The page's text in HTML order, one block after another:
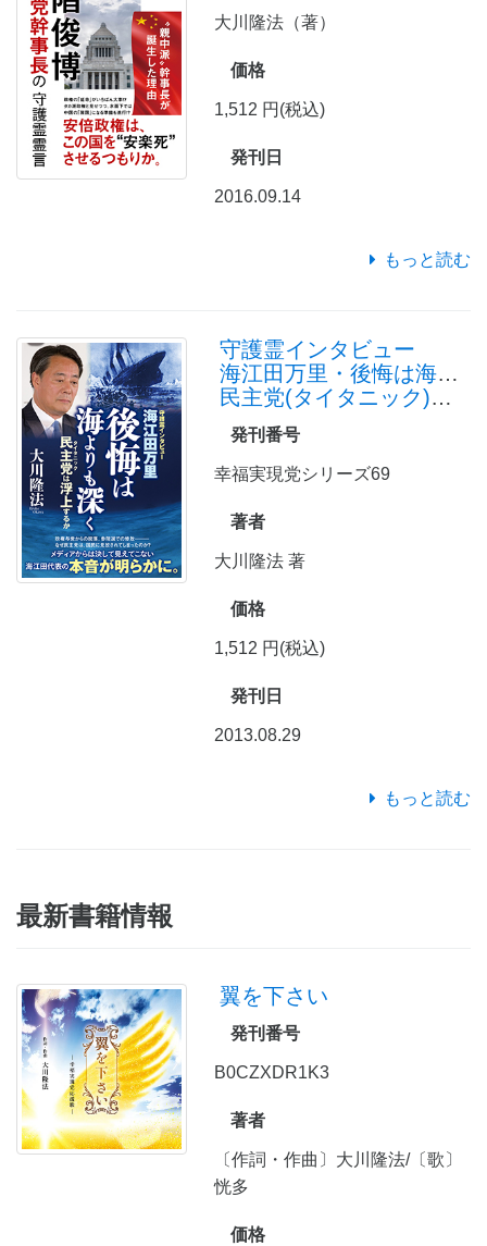
大川隆法（著）
価格
1,512 円(税込)
発刊日
2016.09.14
もっと読む
守護霊インタビュー
海江田万里・後悔は海よりも深く
民主党(タイタニック)は浮上するか
発刊番号
幸福実現党シリーズ69
著者
大川隆法 著
価格
1,512 円(税込)
発刊日
2013.08.29
もっと読む
最新書籍情報
翼を下さい
発刊番号
B0CZXDR1K3
著者
〔作詞・作曲〕大川隆法/〔歌〕
恍多
価格